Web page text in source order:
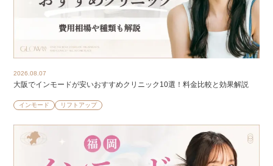
2026.08.07
大阪でインモードが安いおすすめクリニック10選！料金比較と効果解説
インモード リフトアップ